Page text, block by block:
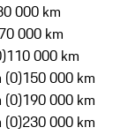
000 km
70 000 km
110 000 km
(0)150 000 km
(0)190 000 km
(0)230 000 km